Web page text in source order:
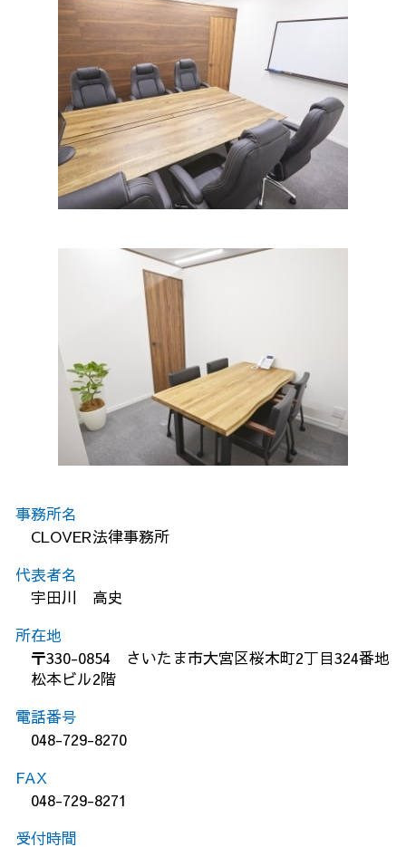
事務所名
CLOVER法律事務所
代表者名
宇田川 高史
所在地
〒330-0854 さいたま市大宮区桜木町2丁目324番地
松本ビル2階
電話番号
048-729-8270
FAX
048-729-8271
受付時間